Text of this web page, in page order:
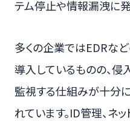
テム停止や情報漏洩に発
多くの企業ではEDRなど
導入しているものの、
監視する仕組みが十分
れています。ID管理、ネ